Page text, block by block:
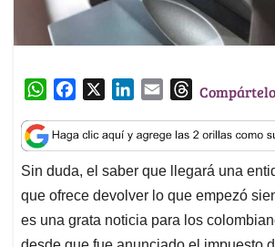
W
a
t
s
A
p
p
c
e
b
o
o
k
n
k
e
d
I
n
a
i
l
T
r
e
a
d
s
Compártelo
Sin duda, el saber que llegará una
que ofrece devolver lo que empezó
es una grata noticia para los